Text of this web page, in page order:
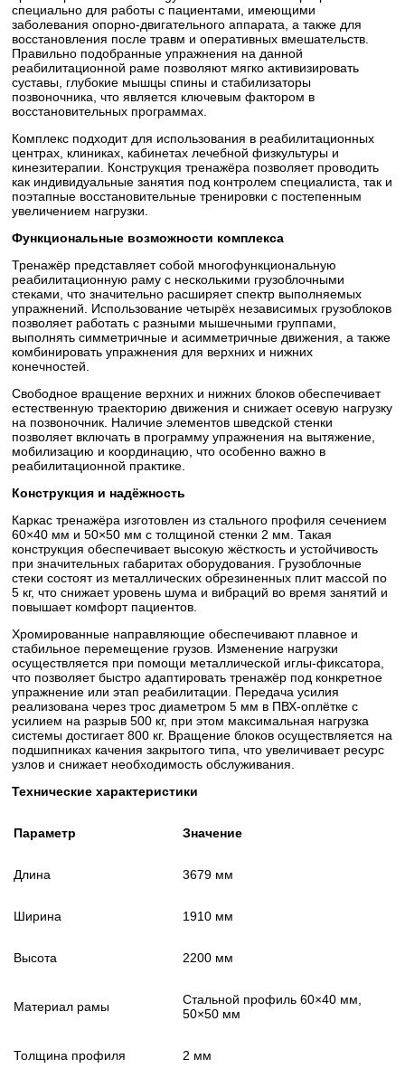
специально для работы с пациентами, имеющими
заболевания опорно-двигательного аппарата, а также для
восстановления после травм и оперативных вмешательств.
Правильно подобранные упражнения на данной
реабилитационной раме позволяют мягко активизировать
суставы, глубокие мышцы спины и стабилизаторы
позвоночника, что является ключевым фактором в
восстановительных программах.
Комплекс подходит для использования в реабилитационных
центрах, клиниках, кабинетах лечебной физкультуры и
кинезитерапии. Конструкция тренажёра позволяет проводить
как индивидуальные занятия под контролем специалиста, так и
поэтапные восстановительные тренировки с постепенным
увеличением нагрузки.
Функциональные возможности комплекса
Тренажёр представляет собой многофункциональную
реабилитационную раму с несколькими грузоблочными
стеками, что значительно расширяет спектр выполняемых
упражнений. Использование четырёх независимых грузоблоков
позволяет работать с разными мышечными группами,
выполнять симметричные и асимметричные движения, а также
комбинировать упражнения для верхних и нижних
конечностей.
Свободное вращение верхних и нижних блоков обеспечивает
естественную траекторию движения и снижает осевую нагрузку
на позвоночник. Наличие элементов шведской стенки
позволяет включать в программу упражнения на вытяжение,
мобилизацию и координацию, что особенно важно в
реабилитационной практике.
Конструкция и надёжность
Каркас тренажёра изготовлен из стального профиля сечением
60×40 мм и 50×50 мм с толщиной стенки 2 мм. Такая
конструкция обеспечивает высокую жёсткость и устойчивость
при значительных габаритах оборудования. Грузоблочные
стеки состоят из металлических обрезиненных плит массой по
5 кг, что снижает уровень шума и вибраций во время занятий и
повышает комфорт пациентов.
Хромированные направляющие обеспечивают плавное и
стабильное перемещение грузов. Изменение нагрузки
осуществляется при помощи металлической иглы-фиксатора,
что позволяет быстро адаптировать тренажёр под конкретное
упражнение или этап реабилитации. Передача усилия
реализована через трос диаметром 5 мм в ПВХ-оплётке с
усилием на разрыв 500 кг, при этом максимальная нагрузка
системы достигает 800 кг. Вращение блоков осуществляется на
подшипниках качения закрытого типа, что увеличивает ресурс
узлов и снижает необходимость обслуживания.
Технические характеристики
Параметр Значение
Длина 3679 мм
Ширина 1910 мм
Высота 2200 мм
Материал рамы
Стальной профиль 60×40 мм,
50×50 мм
Толщина профиля 2 мм